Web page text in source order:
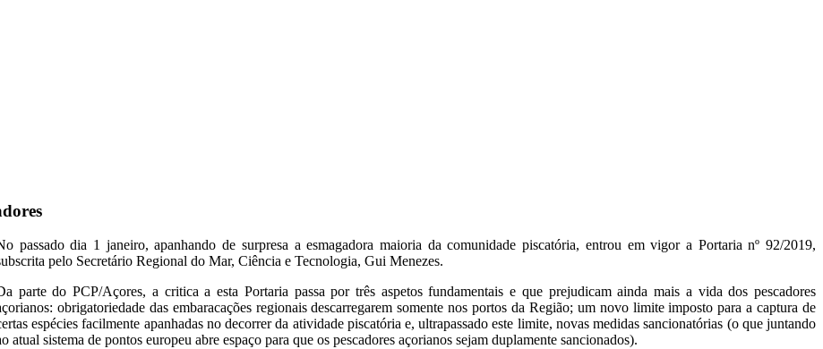
passado dia 1 janeiro, apanhando de surpresa a esmagadora maioria da comunidade piscatória, entrou em vigor a Portaria nº 92/2019,
pelo Secretário Regional do Mar, Ciência e Tecnologia, Gui Menezes.
parte do PCP/Açores, a critica a esta Portaria passa por três aspetos fundamentais e que prejudicam ainda mais a vida dos pescadores
obrigatoriedade das embaracações regionais descarregarem somente nos portos da Região; um novo limite imposto para a captura de
espécies facilmente apanhadas no decorrer da atividade piscatória e, ultrapassado este limite, novas medidas sancionatórias (o que juntando
atual sistema de pontos europeu abre espaço para que os pescadores açorianos sejam duplamente sancionados).